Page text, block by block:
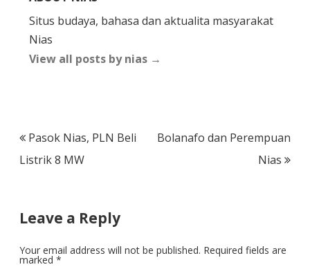
Situs budaya, bahasa dan aktualita masyarakat
Nias
View all posts by nias →
Post
navigation
Pasok Nias, PLN Beli
Listrik 8 MW
Bolanafo dan Perempuan
Nias
Leave a Reply
Your email address will not be published. Required fields are
marked *